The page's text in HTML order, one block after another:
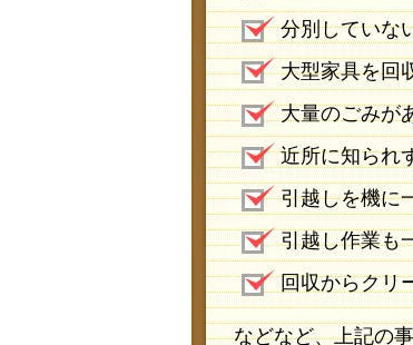
分別していな
大型家具を回
大量のごみが
近所に知られ
引越しを機に
引越し作業も
回収からクリ
などなど、上記の